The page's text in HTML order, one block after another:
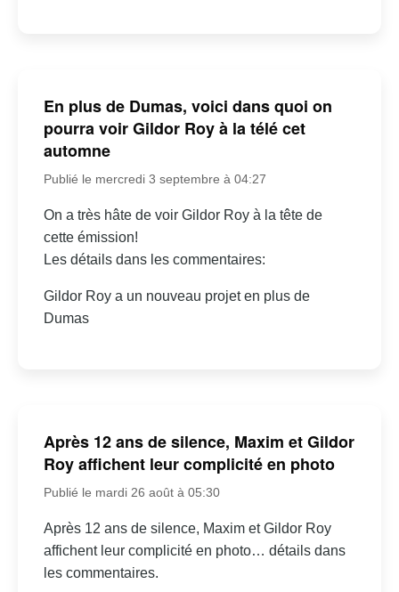
En plus de Dumas, voici dans quoi on
pourra voir Gildor Roy à la télé cet
automne
Publié le mercredi 3 septembre à 04:27
On a très hâte de voir Gildor Roy à la tête de
cette émission!
Les détails dans les commentaires:
Gildor Roy a un nouveau projet en plus de
Dumas
Après 12 ans de silence, Maxim et Gildor
Roy affichent leur complicité en photo
Publié le mardi 26 août à 05:30
Après 12 ans de silence, Maxim et Gildor Roy
affichent leur complicité en photo… détails dans
les commentaires.